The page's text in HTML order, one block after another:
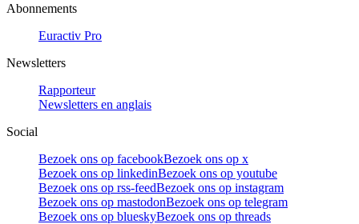
Abonnements
Euractiv Pro
Newsletters
Rapporteur
Newsletters en anglais
Social
Bezoek ons op facebookBezoek ons op x
Bezoek ons op linkedinBezoek ons op youtube
Bezoek ons op rss-feedBezoek ons op instagram
Bezoek ons op mastodonBezoek ons op telegram
Bezoek ons op blueskyBezoek ons op threads